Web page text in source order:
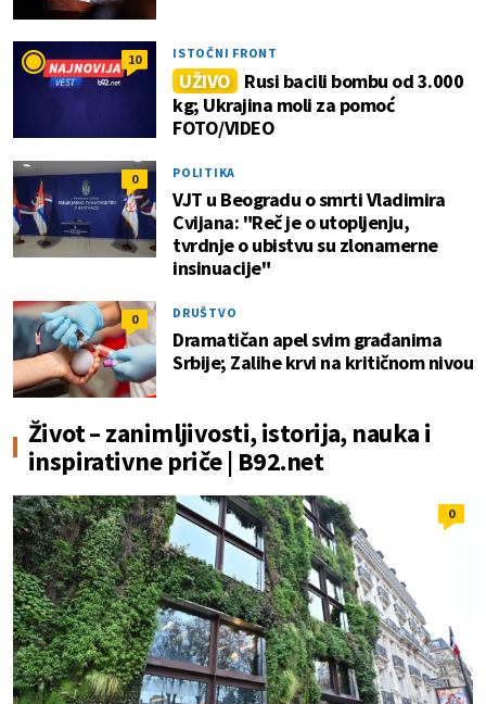
10 ISTOČNI FRONT
UŽIVO Rusi bacili bombu od 3.000
kg; Ukrajina moli za pomoć
FOTO/VIDEO
0 POLITIKA
VJT u Beogradu o smrti Vladimira
Cvijana: "Reč je o utopljenju,
tvrdnje o ubistvu su zlonamerne
insinuacije"
0 DRUŠTVO
Dramatičan apel svim građanima
Srbije; Zalihe krvi na kritičnom nivou
Život – zanimljivosti, istorija, nauka i
inspirativne priče | B92.net
0